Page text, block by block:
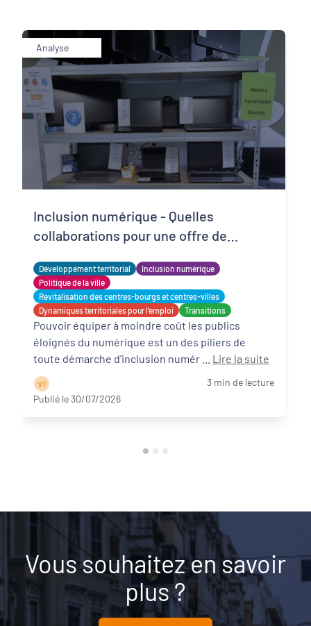
Analyse
Développement territorial
Inclusion numérique
Politique de la ville
Revitalisation des centres-bourgs et centres-villes
Dynamiques territoriales pour l’emploi
Transitions
Inclusion numérique - Quelles
collaborations pour une offre de
solidaire et adaptée ?
Pouvoir équiper à moindre coût les publics
éloignés du numérique est un des piliers de
Lire la suite
V T
3 min de lecture
Publié le 30/07/2026
Vous souhaitez en savoir
plus ?